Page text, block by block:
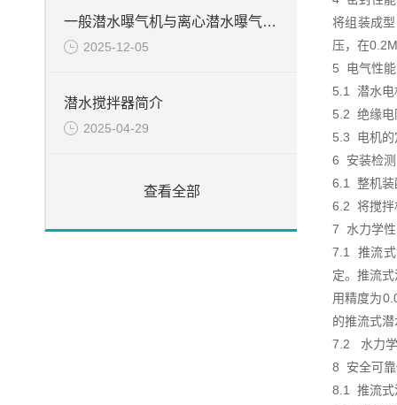
一般潜水曝气机与离心潜水曝气机特点的不一样之处
2025-12-05
潜水搅拌器简介
2025-04-29
查看全部
将组装成
压，在
5 电气性
5.1 潜水电
5.2 绝缘电
5.3 电机的
6 安装检
6.1 整机装
6.2 将搅拌
7 水力学
7.1 推流式
定。推流
用精度为
的推流式
7.2 水力学
8 安全可
8.1 推流式